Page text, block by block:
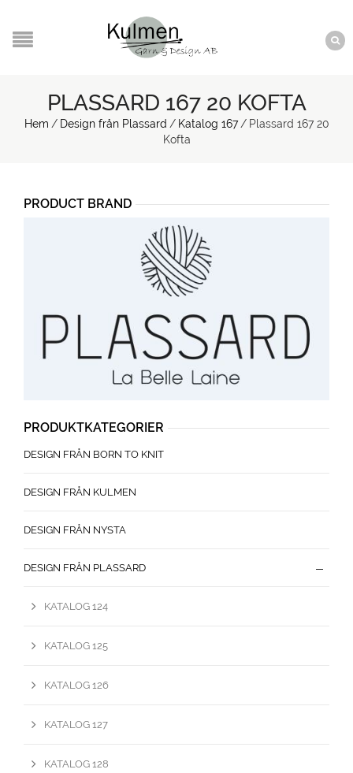
PLASSARD 167 20 KOFTA
Hem / Design från Plassard / Katalog 167 / Plassard 167 20
Kofta
PRODUCT BRAND
PRODUKTKATEGORIER
DESIGN FRÅN BORN TO KNIT
DESIGN FRÅN KULMEN
DESIGN FRÅN NYSTA
DESIGN FRÅN PLASSARD
KATALOG 124
KATALOG 125
KATALOG 126
KATALOG 127
KATALOG 128